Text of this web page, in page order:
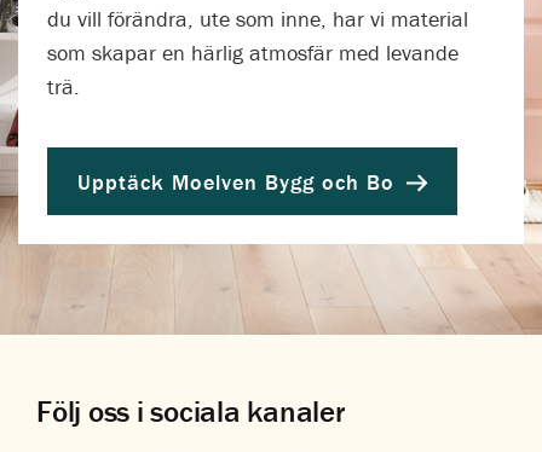
du vill förändra, ute som inne, har vi material
som skapar en härlig atmosfär med levande
trä.
Upptäck Moelven Bygg och Bo
Följ oss i sociala kanaler